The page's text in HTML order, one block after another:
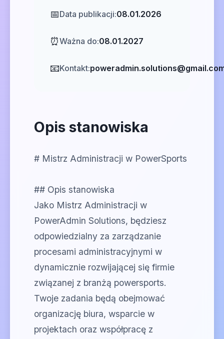
📅Data publikacji:08.01.2026
⏰Ważna do:08.01.2027
📧Kontakt:
Opis stanowiska
# Mistrz Administracji w PowerSports
## Opis stanowiska
Jako Mistrz Administracji w
PowerAdmin Solutions, będziesz
odpowiedzialny za zarządzanie
procesami administracyjnymi w
dynamicznie rozwijającej się firmie
związanej z branżą powersports.
Twoje zadania będą obejmować
organizację biura, wsparcie w
projektach oraz współpracę z